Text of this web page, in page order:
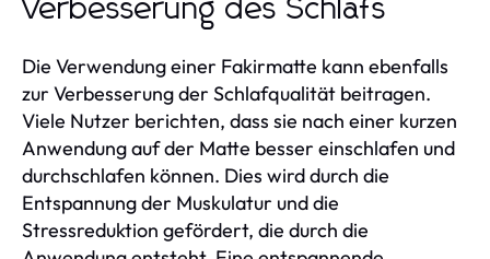
Verbesserung des Schlafs
Die Verwendung einer Fakirmatte kann ebenfalls
zur Verbesserung der Schlafqualität beitragen.
Viele Nutzer berichten, dass sie nach einer kurzen
Anwendung auf der Matte besser einschlafen und
durchschlafen können. Dies wird durch die
Entspannung der Muskulatur und die
Stressreduktion gefördert, die durch die